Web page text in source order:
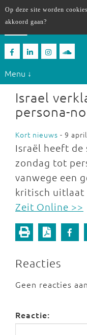
Menu ↓
Israel
persona-
Kort nieuws - 9
Israël heeft de
zondag tot
vanwege een
kritisch uitlaat
Zeit Online >>
Reacties
Geen reacties
Reactie:
Op deze site worden
akkoord gaan?